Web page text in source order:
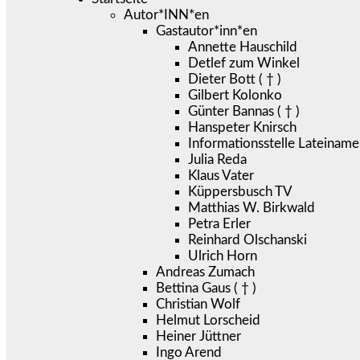
Autor*INN*en
Gastautor*inn*en
Annette Hauschild
Detlef zum Winkel
Dieter Bott ( † )
Gilbert Kolonko
Günter Bannas ( † )
Hanspeter Knirsch
Informationsstelle
Julia Reda
Klaus Vater
Küppersbusch TV
Matthias W. Birkwald
Petra Erler
Reinhard Olschanski
Ulrich Horn
Andreas Zumach
Bettina Gaus ( † )
Christian Wolf
Helmut Lorscheid
Heiner Jüttner
Ingo Arend